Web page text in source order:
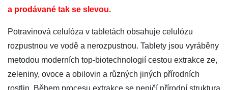
a prodávané tak se slevou.
Potravinová celulóza v tabletách obsahuje celulózu
rozpustnou ve vodě a nerozpustnou. Tablety jsou vyráběny
metodou moderních top-biotechnologií cestou extrakce ze,
zeleniny, ovoce a obilovin a různých jiných přírodních
rostlin. Během procesu extrakce se neničí přírodní struktura